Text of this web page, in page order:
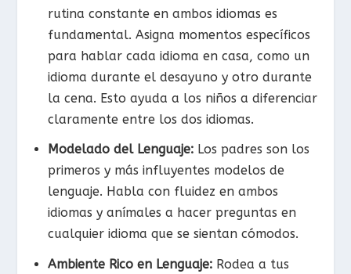
rutina constante en ambos idiomas es
fundamental. Asigna momentos específicos
para hablar cada idioma en casa, como un
idioma durante el desayuno y otro durante
la cena. Esto ayuda a los niños a diferenciar
claramente entre los dos idiomas.
Modelado del Lenguaje: Los padres son los
primeros y más influyentes modelos de
lenguaje. Habla con fluidez en ambos
idiomas y anímales a hacer preguntas en
cualquier idioma que se sientan cómodos.
Ambiente Rico en Lenguaje: Rodea a tus